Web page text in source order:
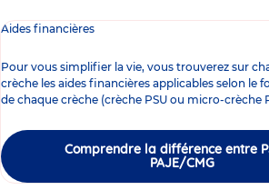
Aides financières
Pour vous simplifier la vie, vous trouverez sur
crèche les aides financières applicables selon le
de chaque crèche (crèche PSU ou micro-crèche
Comprendre la différence entre
PAJE/CMG